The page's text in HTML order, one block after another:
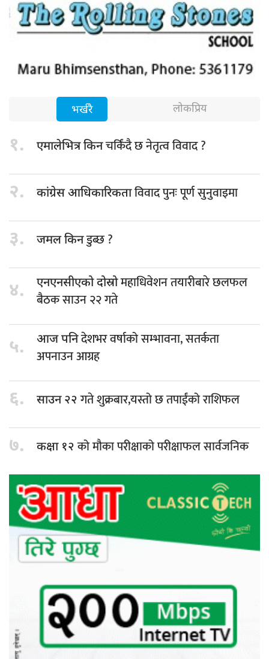
भर्खरै लोकप्रिय
१. एमालेभित्र किनचर्किंदै छ नेतृत्व विवाद ?
२. कांग्रेस आधिकारिकताविवाद पुनः पूर्ण सुनुवाइमा
३. जमल किनडुब्छ ?
४. एनएनसीएको दोस्रोमहाधिवेशन तयारीबारे छलफल
बैठक साउन २२ गते
५. आज पनिदेशभर वर्षाको सम्भावना, सतर्कता
अपनाउन आग्रह
६. साउन २२गते शुक्रबार,यस्तो छ तपाईंको राशिफल
७. कक्षा १२को मौका परीक्षाको परीक्षाफल सार्वजनिक